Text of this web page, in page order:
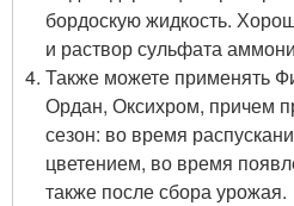
бордоскую жидкость.
и раствор сульфата
Также можете применять
Ордан, Оксихром, причем
сезон: во время
цветением, во время
также после сбора урожая.